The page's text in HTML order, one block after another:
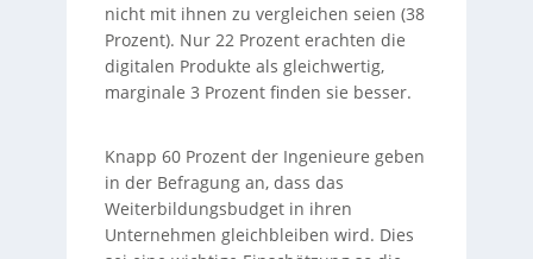
nicht mit ihnen zu vergleichen seien (38
Prozent). Nur 22 Prozent erachten die
digitalen Produkte als gleichwertig,
marginale 3 Prozent finden sie besser.
Knapp 60 Prozent der Ingenieure geben
in der Befragung an, dass das
Weiterbildungsbudget in ihren
Unternehmen gleichbleiben wird. Dies